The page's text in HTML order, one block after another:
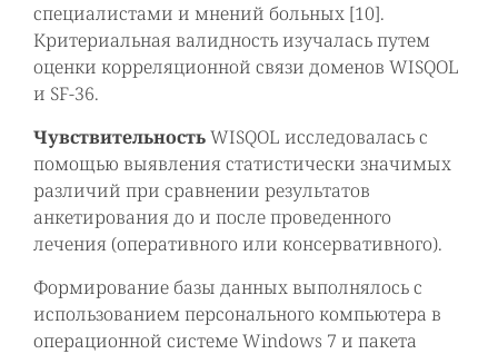
специалистами и мнений больных [10].
Критериальная валидность изучалась путем
оценки корреляционной связи доменов WISQOL
и SF-36.
ЧувствительностьWISQOL исследовалась с
помощью выявления статистически значимых
различий при сравнении результатов
анкетирования до и после проведенного
лечения (оперативного или консервативного).
Формирование базы данных выполнялось с
использованием персонального компьютера в
операционной системе Windows 7 и пакета